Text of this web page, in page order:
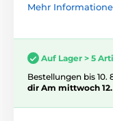
Mehr
Auf Lager > 5
Bestellungen bis 10.
dir Am mittwoch 12.